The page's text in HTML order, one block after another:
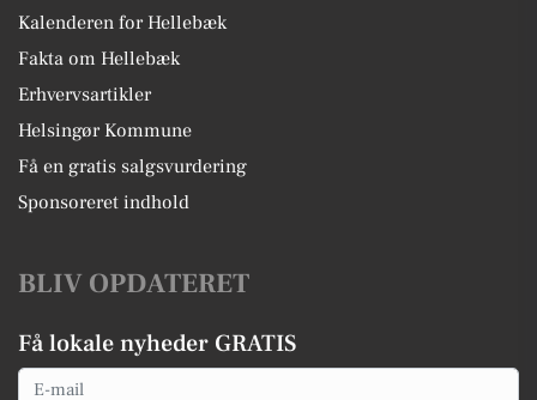
Kalenderen for Hellebæk
Fakta om Hellebæk
Erhvervsartikler
Helsingør Kommune
Få en gratis salgsvurdering
Sponsoreret indhold
BLIV OPDATERET
Få lokale nyheder GRATIS
Email